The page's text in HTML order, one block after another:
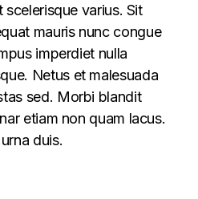
scelerisque varius. Sit
mauris nunc congue
imperdiet nulla
Netus et malesuada
sed. Morbi blandit
etiam non quam lacus.
duis.